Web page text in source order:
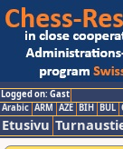
Logged on: Gast
Arabic ARM AZE BIH BUL
Etusivu